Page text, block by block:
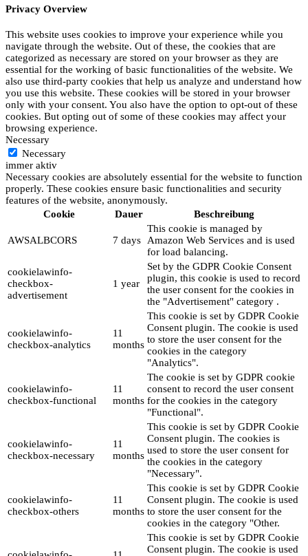
Privacy Overview
This website uses cookies to improve your experience while you
navigate through the website. Out of these, the cookies that are
categorized as necessary are stored on your browser as they are
essential for the working of basic functionalities of the website. We
also use third-party cookies that help us analyze and understand how
you use this website. These cookies will be stored in your browser
only with your consent. You also have the option to opt-out of these
cookies. But opting out of some of these cookies may affect your
browsing experience.
Necessary
Necessary
immer aktiv
Necessary cookies are absolutely essential for the website to function
properly. These cookies ensure basic functionalities and security
features of the website, anonymously.
Cookie
Dauer Beschreibung
AWSALBCORS 7 days
This cookie is managed by
Amazon Web Services and is used
for load balancing.
cookielawinfo-
checkbox-
advertisement
1 year
Set by the GDPR Cookie Consent
plugin, this cookie is used to record
the user consent for the cookies in
the "Advertisement" category .
cookielawinfo-
checkbox-analytics
11
months
This cookie is set by GDPR Cookie
Consent plugin. The cookie is used
to store the user consent for the
cookies in the category
"Analytics".
cookielawinfo-
checkbox-functional
11
months
The cookie is set by GDPR cookie
consent to record the user consent
for the cookies in the category
"Functional".
cookielawinfo-
checkbox-necessary
11
months
This cookie is set by GDPR Cookie
Consent plugin. The cookies is
used to store the user consent for
the cookies in the category
"Necessary".
cookielawinfo-
checkbox-others
11
months
This cookie is set by GDPR Cookie
Consent plugin. The cookie is used
to store the user consent for the
cookies in the category "Other.
This cookie is set by GDPR Cookie
Consent plugin. The cookie is used